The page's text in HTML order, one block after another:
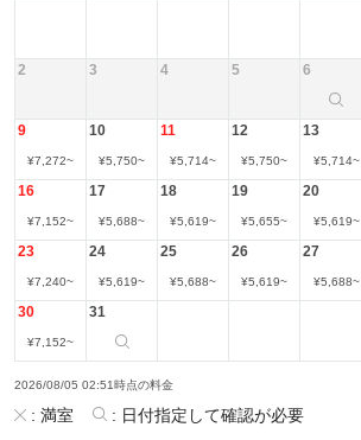
2 3 4 5 6
9
¥7,272~
10
¥5,750~
11
¥5,714~
12
¥5,750~
13
¥5,714~
16
¥7,152~
17
¥5,688~
18
¥5,619~
19
¥5,655~
20
¥5,619~
23
¥7,240~
24
¥5,619~
25
¥5,688~
26
¥5,619~
27
¥5,688~
30
¥7,152~
31
2026/08/05 02:51時点の料金
: 満室 : 日付指定して確認が必要